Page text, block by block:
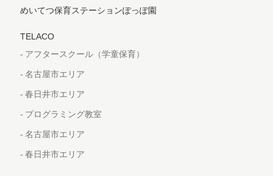
めいてつ保育ステーションぽっぽ園
TELACO
アフタースクール（学童保育）
名古屋市エリア
春日井市エリア
プログラミング教室
名古屋市エリア
春日井市エリア